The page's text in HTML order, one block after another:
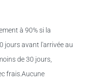
à 90% si la
jours avant l'arrivée au
de 30 jours,
frais.Aucune